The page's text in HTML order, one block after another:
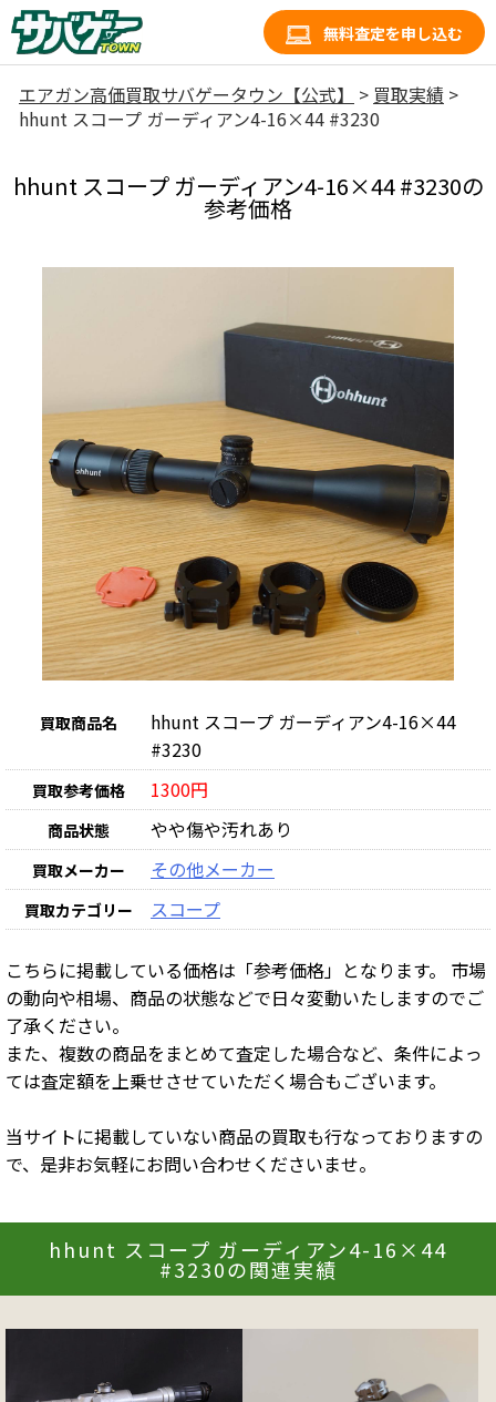
無料査定を申し込む
エアガン高価買取サバゲータウン【公式】 > 買取実績 >
hhunt スコープ ガーディアン4-16×44 #3230
hhunt スコープ ガーディアン4-16×44 #3230の
参考価格
買取商品名
hhunt スコープ ガーディアン4-16×44
#3230
買取参考価格 1300円
商品状態 やや傷や汚れあり
買取メーカー その他メーカー
買取カテゴリー スコープ
こちらに掲載している価格は「参考価格」となります。 市場
の動向や相場、商品の状態などで日々変動いたしますのでご
了承ください。
また、複数の商品をまとめて査定した場合など、条件によっ
ては査定額を上乗せさせていただく場合もございます。
当サイトに掲載していない商品の買取も行なっておりますの
で、是非お気軽にお問い合わせくださいませ。
hhunt スコープ ガーディアン4-16×44
#3230の関連実績